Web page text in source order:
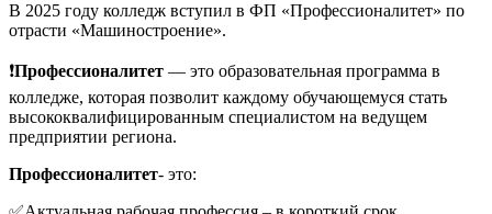
В 2025 году колледж вступил в ФП «Профессионалитет» по
отрасти «Машиностроение».
❗Профессионалитет — это образовательная программа в
колледже, которая позволит каждому обучающемуся стать
высококвалифицированным специалистом на ведущем
предприятии региона.
Профессионалитет- это: